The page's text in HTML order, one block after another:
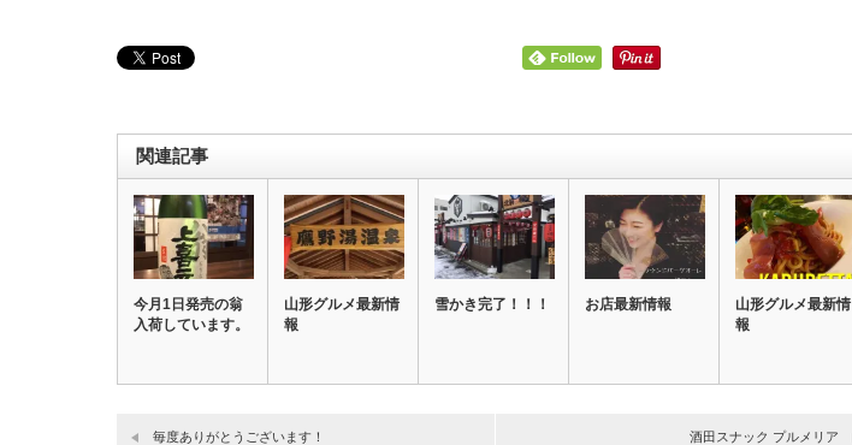
関連記事
今月1日発売の翁
入荷しています。
山形グルメ最新情
報
雪かき完了！！！ お店最新情報
山形グルメ最新情
報
毎度ありがとうございます！ 酒田スナック プルメリア